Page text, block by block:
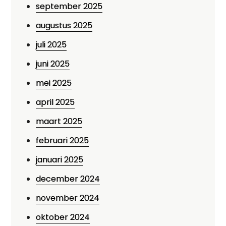
september 2025
augustus 2025
juli 2025
juni 2025
mei 2025
april 2025
maart 2025
februari 2025
januari 2025
december 2024
november 2024
oktober 2024